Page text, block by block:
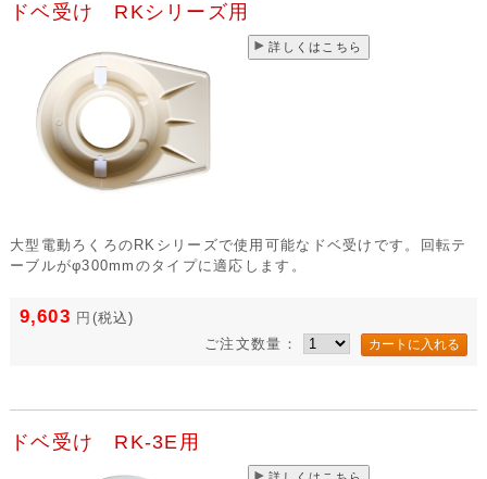
ドベ受け RKシリーズ用
詳しくはこちら
大型電動ろくろのRKシリーズで使用可能なドベ受けです。回転テ
ーブルがφ300mmのタイプに適応します。
9,603 円 (税込)
ご注文数量：
ドベ受け RK-3E用